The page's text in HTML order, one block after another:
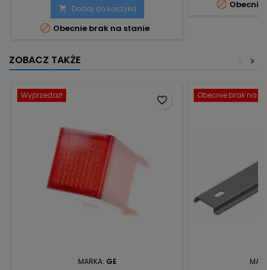
 Dodaj do koszyka
 Obecnie brak na stanie

ZOBACZ TAKŻE >
<
Wyprzedaż!
MARKA: GE
favorite_border Obecnie brak na